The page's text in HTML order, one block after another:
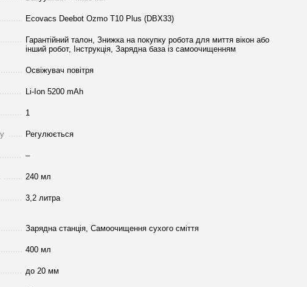
Ecovacs Deebot Ozmo T10 Plus (DBX33)
Гарантійний талон, Знижка на покупку робота для миття вікон або
інший робот, Інструкція, Зарядна база із самоочищенням
Освіжувач повітря
Li-Ion 5200 mAh
1
Регулюється
–
240 мл
3,2 литра
Зарядна станція, Самоочищення сухого сміття
400 мл
до 20 мм